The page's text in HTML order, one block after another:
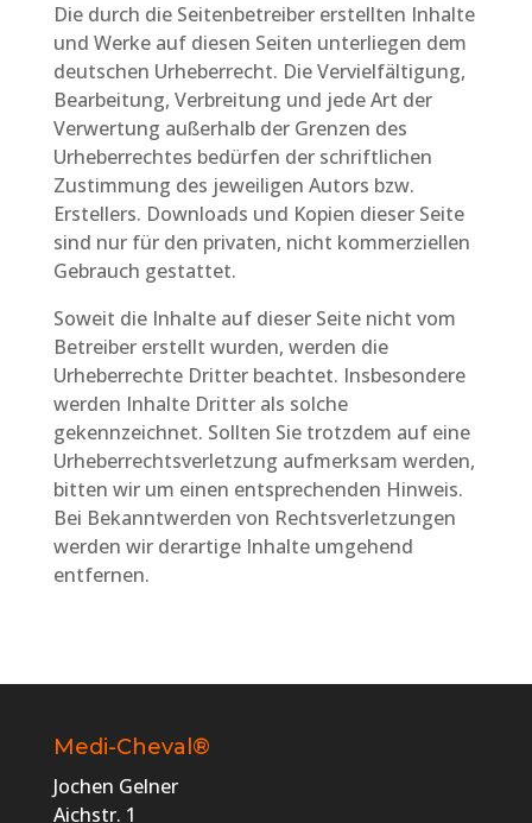
Die durch die Seitenbetreiber erstellten Inhalte
und Werke auf diesen Seiten unterliegen dem
deutschen Urheberrecht. Die Vervielfältigung,
Bearbeitung, Verbreitung und jede Art der
Verwertung außerhalb der Grenzen des
Urheberrechtes bedürfen der schriftlichen
Zustimmung des jeweiligen Autors bzw.
Erstellers. Downloads und Kopien dieser Seite
sind nur für den privaten, nicht kommerziellen
Gebrauch gestattet.
Soweit die Inhalte auf dieser Seite nicht vom
Betreiber erstellt wurden, werden die
Urheberrechte Dritter beachtet. Insbesondere
werden Inhalte Dritter als solche
gekennzeichnet. Sollten Sie trotzdem auf eine
Urheberrechtsverletzung aufmerksam werden,
bitten wir um einen entsprechenden Hinweis.
Bei Bekanntwerden von Rechtsverletzungen
werden wir derartige Inhalte umgehend
entfernen.
Medi-Cheval®
Jochen Gelner
Aichstr. 1